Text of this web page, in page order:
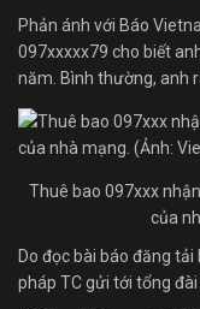
Phản ánh với Báo
097xxxxx79 cho biết
năm. Bình thường, anh
Thuê bao 097xxx
của
Do đọc bài báo đăng
pháp TC gửi tới tổng